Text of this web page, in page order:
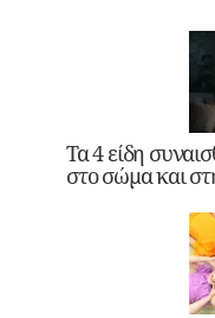
Τα 4 είδη
στο σώμα και